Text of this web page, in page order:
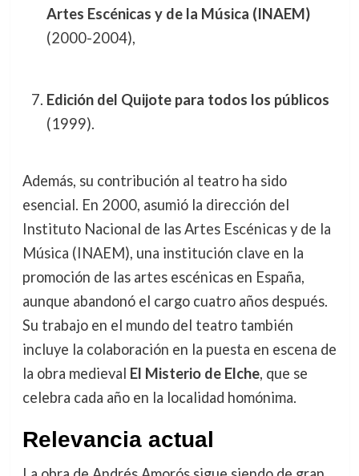
Artes Escénicas y de la Música (INAEM)
(2000-2004),
Edición del Quijote para todos los públicos
(1999).
Además, su contribución al teatro ha sido
esencial. En 2000, asumió la dirección del
Instituto Nacional de las Artes Escénicas y de la
Música (INAEM), una institución clave en la
promoción de las artes escénicas en España,
aunque abandonó el cargo cuatro años después.
Su trabajo en el mundo del teatro también
incluye la colaboración en la puesta en escena de
la obra medieval El Misterio de Elche, que se
celebra cada año en la localidad homónima.
Relevancia actual